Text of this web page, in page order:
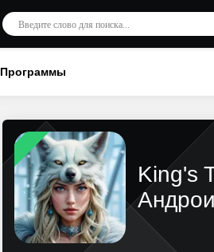
Программы
King's